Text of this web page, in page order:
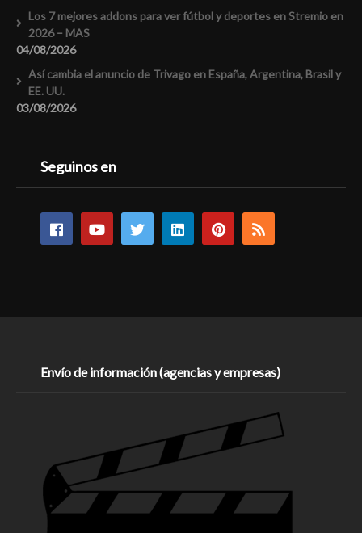
Los 7 mejores addons para ver fútbol y deportes en Stremio en
2026 – MAS
04/08/2026
Así cambia el anuncio de Trivago en España, Argentina, Brasil y
EE. UU.
03/08/2026
Seguinos en
Envío de información (agencias y empresas)